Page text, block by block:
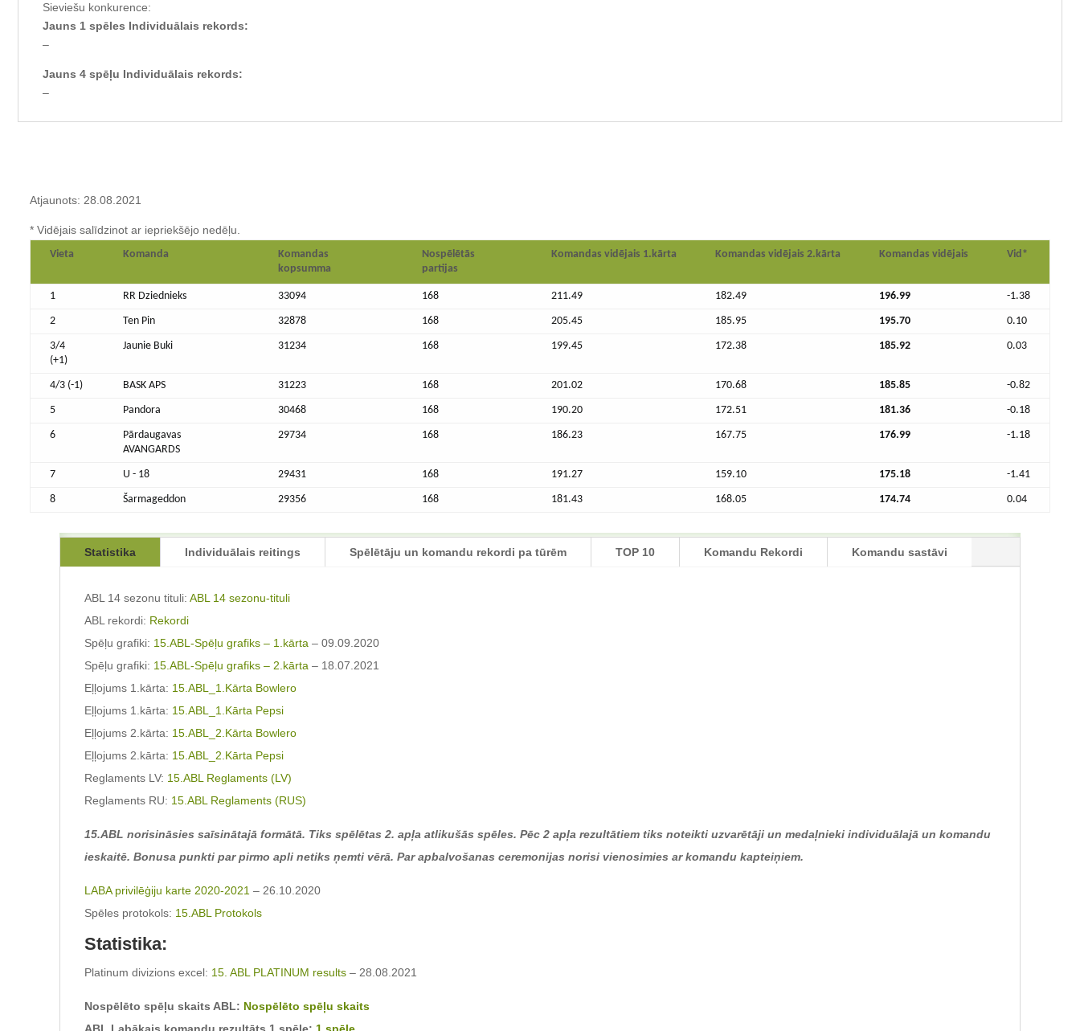
Sieviešu konkurence:
Jauns 1 spēles Individuālais rekords:
–
Jauns 4 spēļu Individuālais rekords:
–
Atjaunots: 28.08.2021
* Vidējais salīdzinot ar iepriekšējo nedēļu.
Vieta Komanda
Komandas
kopsumma
Nospēlētās
partijas
Komandas vidējais 1.kārta Komandas vidējais 2.kārta Komandas vidējais Vid*
1 RR Dziednieks 33094 168 211.49 182.49 196.99 -1.38
2 Ten Pin 32878 168 205.45 185.95 195.70 0.10
3/4
(+1)
Jaunie Buki 31234 168 199.45 172.38 185.92 0.03
4/3 (-1) BASK APS 31223 168 201.02 170.68 185.85 -0.82
5 Pandora 30468 168 190.20 172.51 181.36 -0.18
6
Pārdaugavas
AVANGARDS
29734 168 186.23 167.75 176.99 -1.18
7 U - 18 29431 168 191.27 159.10 175.18 -1.41
8 Šarmageddon 29356 168 181.43 168.05 174.74 0.04
Statistika Individuālais reitings Spēlētāju un komandu rekordi pa tūrēm TOP 10 Komandu Rekordi Komandu sastāvi
ABL 14 sezonu tituli: ABL 14 sezonu-tituli
ABL rekordi: Rekordi
Spēļu grafiki: 15.ABL-Spēļu grafiks – 1.kārta – 09.09.2020
Spēļu grafiki: 15.ABL-Spēļu grafiks – 2.kārta – 18.07.2021
Eļļojums 1.kārta: 15.ABL_1.Kārta Bowlero
Eļļojums 1.kārta: 15.ABL_1.Kārta Pepsi
Eļļojums 2.kārta: 15.ABL_2.Kārta Bowlero
Eļļojums 2.kārta: 15.ABL_2.Kārta Pepsi
Reglaments LV: 15.ABL Reglaments (LV)
Reglaments RU: 15.ABL Reglaments (RUS)
15.ABL norisināsies saīsinātajā formātā. Tiks spēlētas 2. apļa atlikušās spēles. Pēc 2 apļa rezultātiem tiks noteikti uzvarētāji un medaļnieki individuālajā un komandu
ieskaitē. Bonusa punkti par pirmo apli netiks ņemti vērā. Par apbalvošanas ceremonijas norisi vienosimies ar komandu kapteiņiem.
LABA privilēģiju karte 2020-2021 – 26.10.2020
Spēles protokols: 15.ABL Protokols
Statistika:
Platinum divizions excel: 15. ABL PLATINUM results– 28.08.2021
Nospēlēto spēļu skaits ABL: Nospēlēto spēļu skaits
ABL Labākais komandu rezultāts 1 spēle: 1.spēle